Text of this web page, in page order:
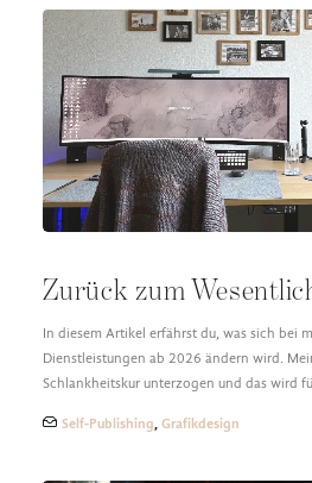
Zurück zum
In diesem Artikel erfährst du, was sich bei
Dienstleistungen ab 2026 ändern wird.
Schlankheitskur unterzogen und das wird
Self-Publishing, Grafikdesign